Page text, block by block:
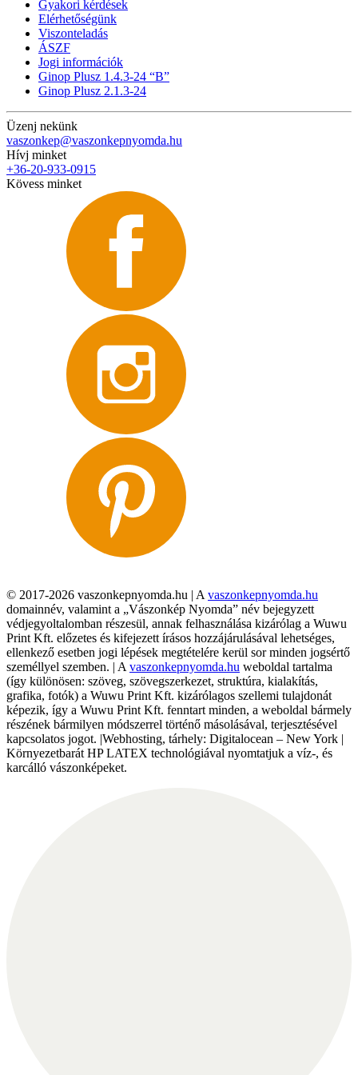
Gyakori kérdések
Elérhetőségünk
Viszonteladás
ÁSZF
Jogi információk
Ginop Plusz 1.4.3-24 “B”
Ginop Plusz 2.1.3-24
Üzenj nekünk
vaszonkep@vaszonkepnyomda.hu
Hívj minket
+36-20-933-0915
Kövess minket
© 2017-2026 vaszonkepnyomda.hu | A vaszonkepnyomda.hu
domainnév, valamint a „Vászonkép Nyomda” név bejegyzett
védjegyoltalomban részesül, annak felhasználása kizárólag a Wuwu
Print Kft. előzetes és kifejezett írásos hozzájárulásával lehetséges,
ellenkező esetben jogi lépések megtételére kerül sor minden jogsértő
személlyel szemben. | A vaszonkepnyomda.hu weboldal tartalma
(így különösen: szöveg, szövegszerkezet, struktúra, kialakítás,
grafika, fotók) a Wuwu Print Kft. kizárólagos szellemi tulajdonát
képezik, így a Wuwu Print Kft. fenntart minden, a weboldal bármely
részének bármilyen módszerrel történő másolásával, terjesztésével
kapcsolatos jogot. |Webhosting, tárhely: Digitalocean – New York |
Környezetbarát HP LATEX technológiával nyomtatjuk a víz-, és
karcálló vászonképeket.